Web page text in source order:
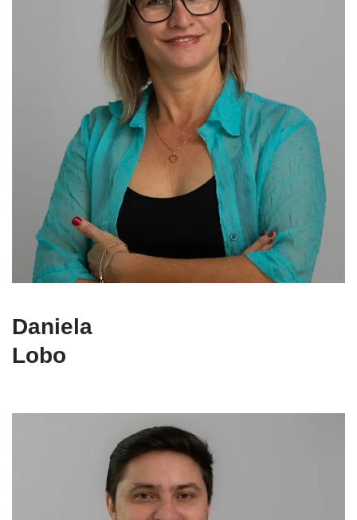
Daniela
Lobo